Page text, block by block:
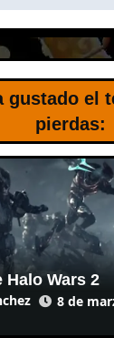
gustado el
pierdas:
Wars 2
8 de